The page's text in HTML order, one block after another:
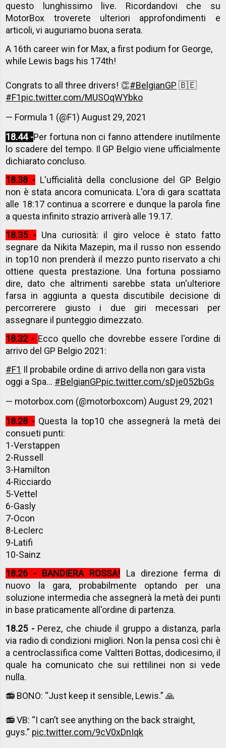
questo lunghissimo live. Ricordandovi che su
MotorBox troverete ulteriori approfondimenti e
articoli, vi auguriamo buona serata.
A 16th career win for Max, a first podium for George,
while Lewis bags his 174th!
Congrats to all three drivers! 👏#BelgianGP 🇧🇪
#F1pic.twitter.com/MUSOqWYbko
— Formula 1 (@F1)August 29, 2021
18.44 -Per fortuna non ci fanno attendere inutilmente
lo scadere del tempo. Il GP Belgio viene ufficialmente
dichiarato concluso.
18.38 -L'ufficialità della conclusione del GP Belgio
non è stata ancora comunicata. L'ora di gara scattata
alle 18:17 continua a scorrere e dunque la parola fine
a questa infinito strazio arriverà alle 19.17.
18.35 -Una curiosità: il giro veloce è stato fatto
segnare da Nikita Mazepin, ma il russo non essendo
in top10 non prenderà il mezzo punto riservato a chi
ottiene questa prestazione. Una fortuna possiamo
dire, dato che altrimenti sarebbe stata un'ulteriore
farsa in aggiunta a questa discutibile decisione di
percorrerere giusto i due giri mecessari per
assegnare il punteggio dimezzato.
18.32 - Ecco quello che dovrebbe essere l'ordine di
arrivo del GP Belgio 2021:
#F1 Il probabile ordine di arrivo della non gara vista
oggi a Spa... #BelgianGPpic.twitter.com/sDje052bGs
— motorbox.com (@motorboxcom)August 29, 2021
18.28 -Questa la top10 che assegnerà la metà dei
consueti punti:
1-Verstappen
2-Russell
3-Hamilton
4-Ricciardo
5-Vettel
6-Gasly
7-Ocon
8-Leclerc
9-Latifi
10-Sainz
18.26 - BANDIERA ROSSA! La direzione ferma di
nuovo la gara, probabilmente optando per una
soluzione intermedia che assegnerà la metà dei punti
in base praticamente all'ordine di partenza.
18.25 - Perez, che chiude il gruppo a distanza, parla
via radio di condizioni migliori. Non la pensa così chi è
a centroclassifica come Valtteri Bottas, dodicesimo, il
quale ha comunicato che sui rettilinei non si vede
nulla.
📻 BONO: “Just keep it sensible, Lewis.” 🙏
📻 VB: “I can’t see anything on the back straight,
guys.” pic.twitter.com/9cV0xDnIqk